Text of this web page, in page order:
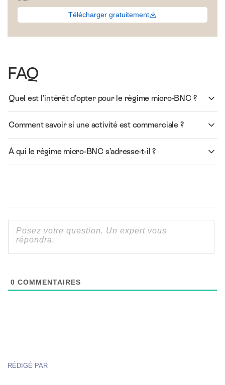
Télécharger gratuitement
FAQ
Quel est l’intérêt d’opter pour le régime micro-BNC ?
Comment savoir si une activité est commerciale ?
À qui le régime micro-BNC s’adresse-t-il ?
0 COMMENTAIRES
RÉDIGÉ PAR